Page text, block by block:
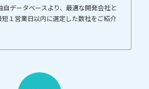
自データベースより、最適な開発会社と
短１営業日以内に選定した数社をご紹介